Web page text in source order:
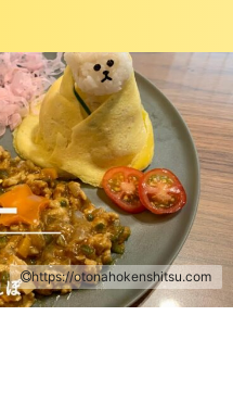
https://otonahokenshitsu.com